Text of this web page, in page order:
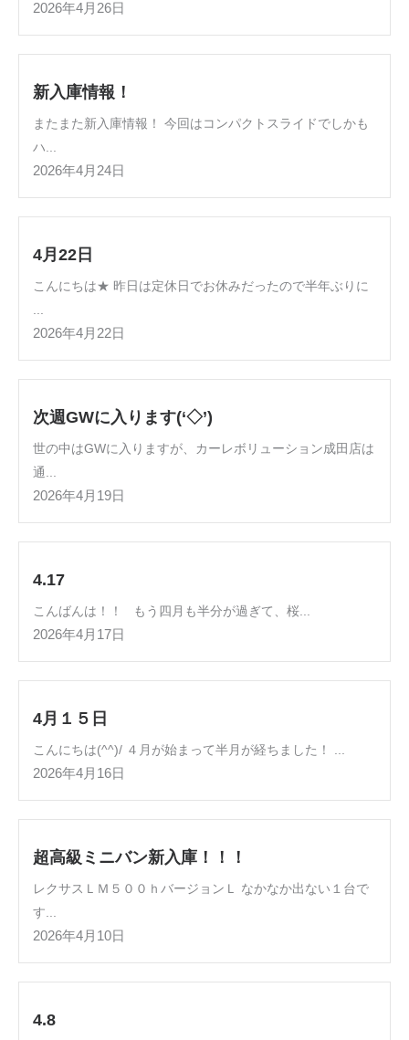
2026年4月26日
新入庫情報！
またまた新入庫情報！ 今回はコンパクトスライドでしかも
ハ...
2026年4月24日
4月22日
こんにちは★ 昨日は定休日でお休みだったので半年ぶりに
2026年4月22日
次週GWに入ります(‘◇’)ゞ
世の中はGWに入りますが、カーレボリューション成田店は
通...
2026年4月19日
4.17
こんばんは！！ もう四月も半分が過ぎて、桜...
2026年4月17日
4月１５日
こんにちは(^^)/ ４月が始まって半月が経ちました！ ...
2026年4月16日
超高級ミニバン新入庫！！！
レクサスＬＭ５００ｈバージョンＬ なかなか出ない１台で
す...
2026年4月10日
4.8